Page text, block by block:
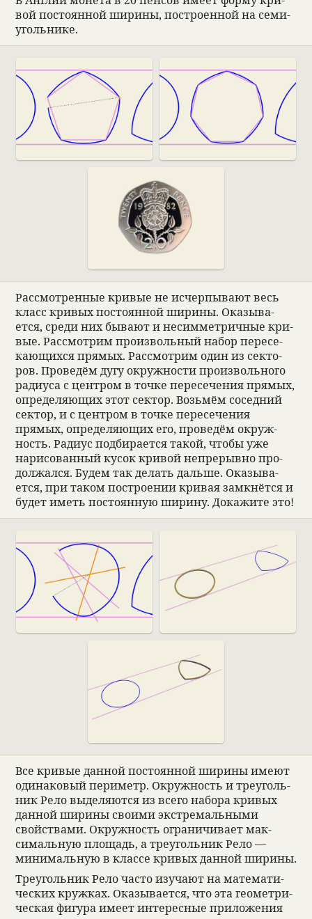
вой посто­ян­ной ширины, постро­ен­ной на семи­
уголь­нике.
Рас­смот­рен­ные кри­вые не исчерпы­вают весь
класс кри­вых посто­ян­ной ширины. Ока­зы­ва­
ется, среди них бывают и несиммет­рич­ные кри­
вые. Рас­смот­рим про­из­воль­ный набор пере­се­
кающихся прямых. Рас­смот­рим один из сек­то­
ров. Про­ве­дём дугу окруж­но­сти про­из­воль­ного
ради­уса с цен­тром в точке пере­се­че­ния прямых,
опре­де­ляющих этот сек­тор. Возьмём сосед­ний
сек­тор, и с цен­тром в точке пере­се­че­ния
прямых, опре­де­ляющих его, про­ве­дём окруж­
ность. Радиус под­би­ра­ется такой, чтобы уже
нари­со­ван­ный кусок кри­вой непре­рывно про­
должался. Будем так делать дальше. Ока­зы­ва­
ется, при таком постро­е­нии кри­вая замкнётся и
будет иметь посто­ян­ную ширину. Докажите это!
Все кри­вые дан­ной посто­ян­ной ширины имеют
оди­на­ко­вый периметр. Окруж­ность и тре­уголь­
ник Рело выде­ляются из всего набора кри­вых
дан­ной ширины сво­ими экс­тремаль­ными
свойствами. Окруж­ность огра­ни­чи­вает мак­
сималь­ную площадь, а тре­уголь­ник Рело —
минималь­ную в классе кри­вых дан­ной ширины.
Тре­уголь­ник Рело часто изу­чают на матема­ти­
че­ских круж­ках. Ока­зы­ва­ется, что эта геомет­ри­
че­ская фигура имеет инте­рес­ные при­ложе­ния